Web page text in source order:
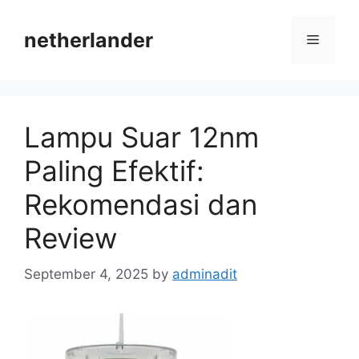
contentnetherlander Menu
Lampu Suar 12nm
Paling Efektif:
Rekomendasi dan
Review
September 4, 2025 by adminadit